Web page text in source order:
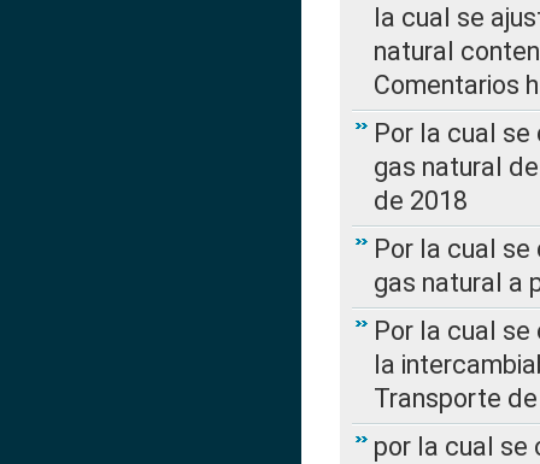
la cual se
natural
Comentarios
Por la cual
gas natural
de 2018
Por la cual
gas natural a
Por la cual
la
Transporte
por la cual se